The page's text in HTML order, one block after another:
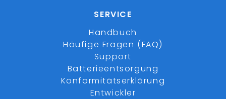
SERVICE
Handbuch
Häufige Fragen (FAQ)
Support
Batterieentsorgung
Konformitätserklärung
Entwickler